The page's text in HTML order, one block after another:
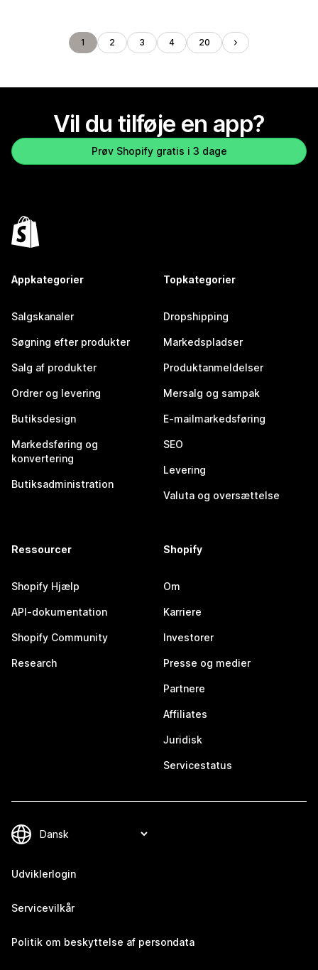
1 2 3 4 20
Vil du tilføje en app?
Prøv Shopify gratis i 3 dage
Appkategorier
Salgskanaler
Søgning efter produkter
Salg af produkter
Ordrer og levering
Butiksdesign
Markedsføring og
konvertering
Butiksadministration
Topkategorier
Dropshipping
Markedspladser
Produktanmeldelser
Mersalg og sampak
E-mailmarkedsføring
SEO
Levering
Valuta og oversættelse
Ressourcer
Shopify Hjælp
API-dokumentation
Shopify Community
Research
Shopify
Om
Karriere
Investorer
Presse og medier
Partnere
Affiliates
Juridisk
Servicestatus
Udviklerlogin
Servicevilkår
Politik om beskyttelse af persondata